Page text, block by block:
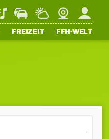
StaupilotWetterWebcamMein FFH
FREIZEIT FFH-WELT